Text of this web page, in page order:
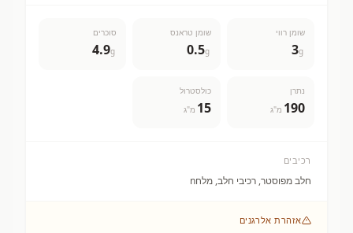
שומן רווי
3g
שומן טראנס
0.5g
סוכרים
4.9g
נתרן
190 מ"ג
כולסטרול
15 מ"ג
רכיבים
חלב מפוסטר, רכיבי חלב, מלחn
אזהרת אלרגנים